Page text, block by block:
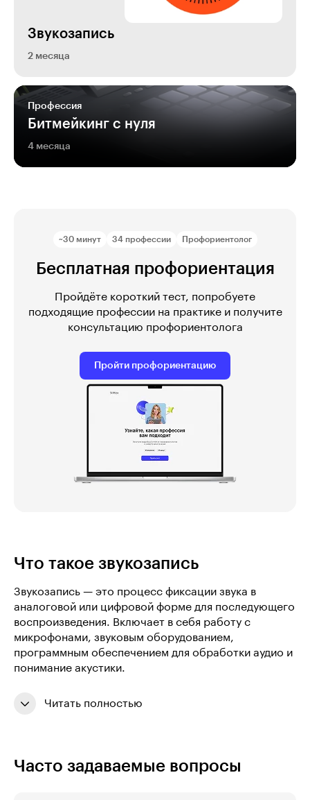
Звукозапись
2 месяца
Профессия
Битмейкинг с нуля
4 месяца
~30 минут 34 профессии Профориентолог
Бесплатная профориентация
Пройдёте короткий тест, попробуете
подходящие профессии на практике и получите
консультацию профориентолога
Пройти профориентацию
Что такое звукозапись
Звукозапись — это процесс фиксации звука в
аналоговой или цифровой форме для последующего
воспроизведения. Включает в себя работу с
микрофонами, звуковым оборудованием,
программным обеспечением для обработки аудио и
понимание акустики.
Читать полностью
Часто задаваемые вопросы